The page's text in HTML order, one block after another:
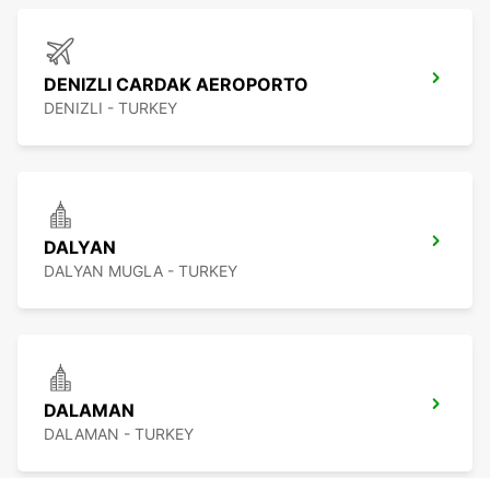
DENIZLI CARDAK AEROPORTO
DENIZLI - TURKEY
DALYAN
DALYAN MUGLA - TURKEY
DALAMAN
DALAMAN - TURKEY